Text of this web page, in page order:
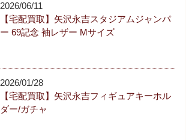
2026/06/11
【宅配買取】矢沢永吉スタジアムジャンパ
ー 69記念 袖レザー Mサイズ
2026/01/28
【宅配買取】矢沢永吉フィギュアキーホル
ダー/ガチャ